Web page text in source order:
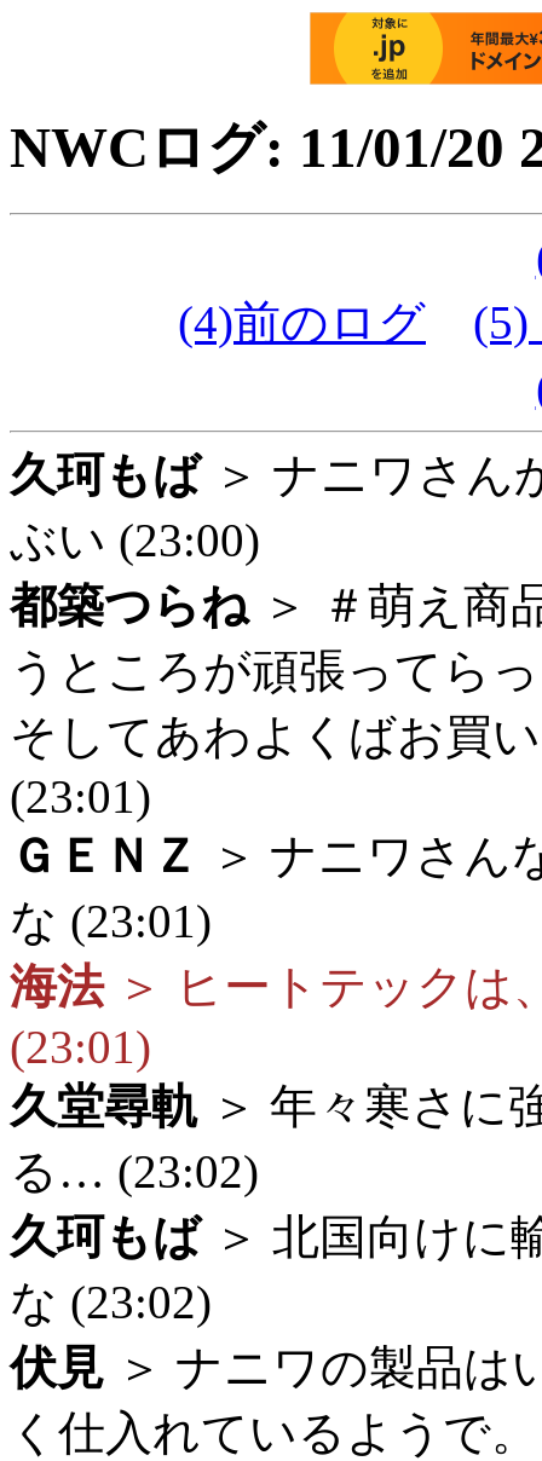
NWCログ: 11/01/20
(4)前のログ
(5)
久珂もば＞ ナニワさん
ぶい (23:00)
都築つらね＞ ＃萌え商
うところが頑張ってら
そしてあわよくばお買
(23:01)
ＧＥＮＺ
＞ ナニワさん
な (23:01)
海法＞ ヒートテック
(23:01)
久堂尋軌 ＞ 年々寒さに
る… (23:02)
久珂もば＞ 北国向けに
な (23:02)
伏見 ＞ ナニワの製品は
く仕入れているようで